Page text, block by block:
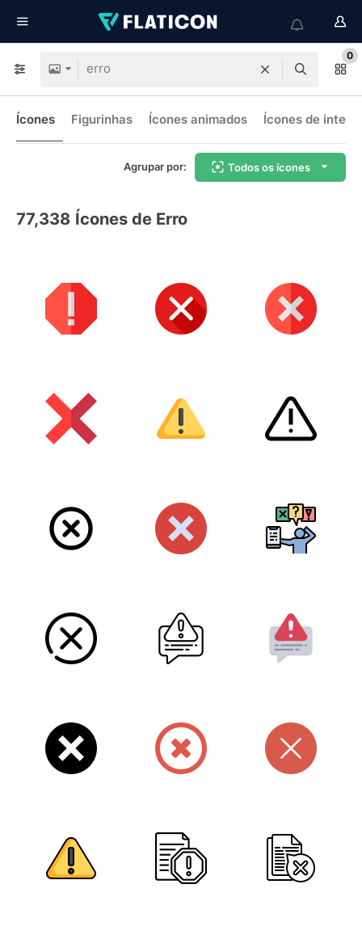
0
Ícones Figurinhas Ícones animados Ícones de
Agrupar por: Todos os ícones
77,338 Ícones de Erro